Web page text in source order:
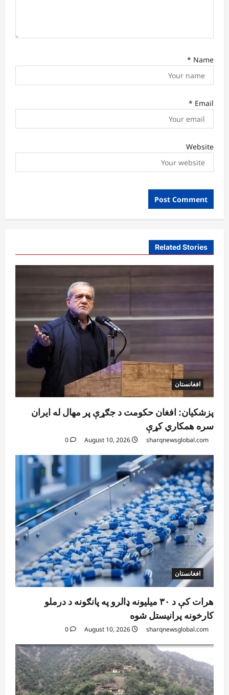
Name
*
Email
*
Website
Related Stories
افغانستان
پزشکیان: افغان حکومت د جګړې پر مهال له ایران
سره همکاري کړې
sharqnewsglobal.com
0
افغانستان
هرات کې د ۳۰ میلیونه ډالرو په پانګونه د درملو
کارخونه پرانیستل شوه
sharqnewsglobal.com
0